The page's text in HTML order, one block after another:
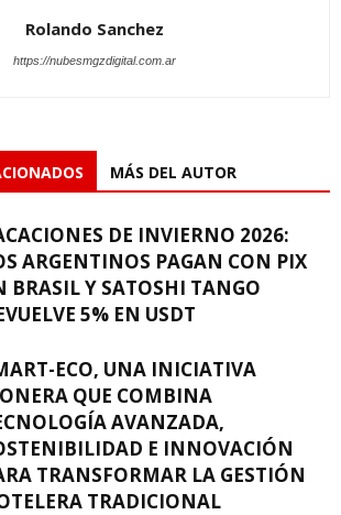
Rolando Sanchez
https://nubesmgzdigital.com.ar
MÁS DEL AUTOR
DE INVIERNO 2026:
ARGENTINOS PAGAN CON PIX
BRASIL Y SATOSHI TANGO
5% EN USDT
ECO, UNA INICIATIVA
QUE COMBINA
AVANZADA,
E INNOVACIÓN
TRANSFORMAR LA GESTIÓN
TRADICIONAL